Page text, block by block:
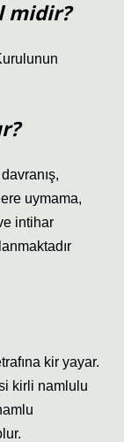
midir?
uymama,
intihar
kir yayar.
kirli namlulu